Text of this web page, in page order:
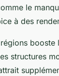
le
à des
booste
structures